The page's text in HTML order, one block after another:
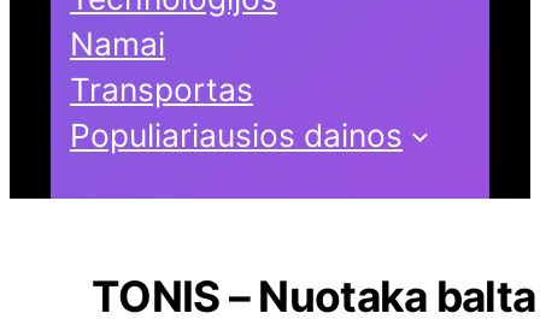
Namai
Transportas
Populiariausios dainos
TONIS – Nuotaka